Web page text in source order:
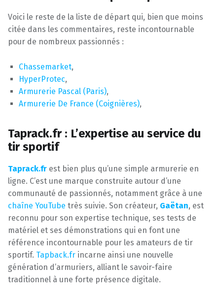
Voici le reste de la liste de départ qui, bien que moins
citée dans les commentaires, reste incontournable
pour de nombreux passionnés :
Chassemarket,
HyperProtec,
Armurerie Pascal (Paris),
Armurerie De France (Coignières),
Taprack.fr : L’expertise au service du
tir sportif
Taprack.fr est bien plus qu’une simple armurerie en
ligne. C’est une marque construite autour d’une
communauté de passionnés, notamment grâce à une
chaîne YouTube très suivie. Son créateur, Gaëtan, est
reconnu pour son expertise technique, ses tests de
matériel et ses démonstrations qui en font une
référence incontournable pour les amateurs de tir
sportif. Tapback.fr incarne ainsi une nouvelle
génération d’armuriers, alliant le savoir-faire
traditionnel à une forte présence digitale.